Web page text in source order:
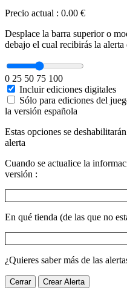
Precio actual : 0.00 €
Desplace la barra superior o
debajo el cual recibirás la alerta
0 25 50 75 100
Incluir ediciones digitales
Sólo para ediciones del
la versión española
Estas opciones se
alerta
Cuando se actualice la
versión :
En qué tienda (de las que no
¿Quieres saber más de las
Cerrar Crear Alerta